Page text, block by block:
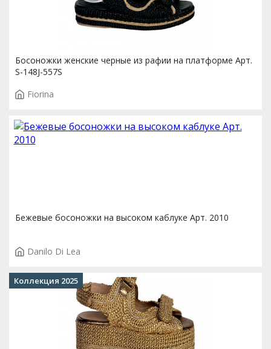
Босоножки женские черные из рафии на платформе Арт.
S-148J-557S
Fiorina
Бежевые босоножки на высоком каблуке Арт. 2010
Danilo Di Lea
Коллекция 2025